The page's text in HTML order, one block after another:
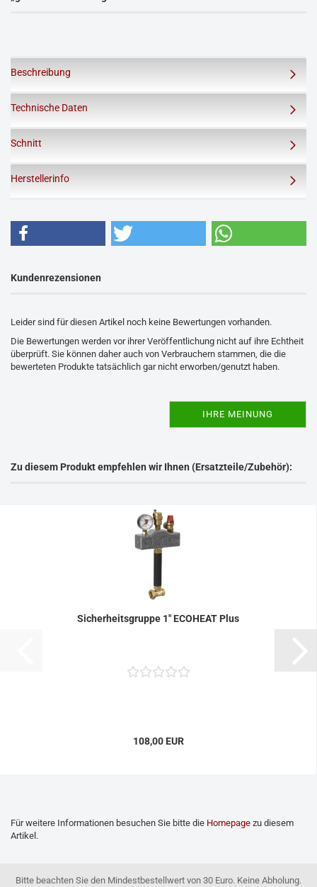
Beschreibung
Technische Daten
Schnitt
Herstellerinfo
Kundenrezensionen
Leider sind für diesen Artikel noch keine Bewertungen vorhanden.
Die Bewertungen werden vor ihrer Veröffentlichung nicht auf ihre Echtheit
überprüft. Sie können daher auch von Verbrauchern stammen, die die
bewerteten Produkte tatsächlich gar nicht erworben/genutzt haben.
IHRE MEINUNG
Zu diesem Produkt empfehlen wir Ihnen (Ersatzteile/Zubehör):
Sicherheitsgruppe 1" ECOHEAT Plus
108,00 EUR
Für weitere Informationen besuchen Sie bitte die Homepage zu diesem
Artikel.
Bitte beachten Sie den Mindestbestellwert von 30 Euro. Keine Abholung.